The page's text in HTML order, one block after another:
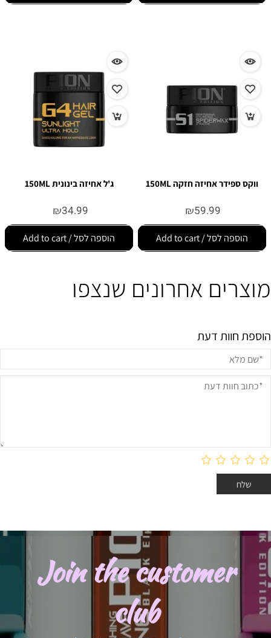
ווקס ספידר אחיזה חזקה 150ML
₪59.99
הוספה לסל / Add to cart
ג'ל אחיזה בינונית 150ML
₪34.99
הוספה לסל / Add to cart
מוצרים אחרונים שנצפו
הוספת חוות דעת
Join the customer
club